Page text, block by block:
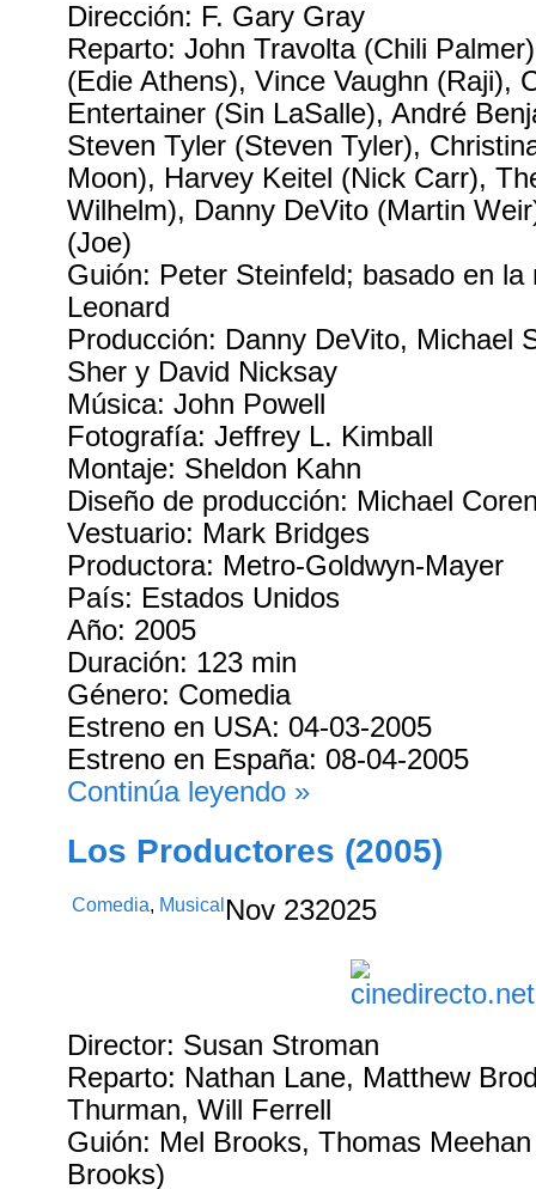
Dirección: F. Gary Gray
Reparto: John Travolta (Chili
(Edie Athens), Vince Vaughn (Raji),
Entertainer (Sin LaSalle), André
Steven Tyler (Steven Tyler),
Moon), Harvey Keitel (Nick Carr),
Wilhelm), Danny DeVito (Martin
(Joe)
Guión: Peter Steinfeld; basado en la
Leonard
Producción: Danny DeVito, Michael
Sher y David Nicksay
Música: John Powell
Fotografía: Jeffrey L. Kimball
Montaje: Sheldon Kahn
Diseño de producción: Michael
Vestuario: Mark Bridges
Productora: Metro-Goldwyn-Mayer
País: Estados Unidos
Año: 2005
Duración: 123 min
Género: Comedia
Estreno en USA: 04-03-2005
Estreno en España: 08-04-2005
Continúa leyendo »
Los Productores (2005)
Comedia, Musical Nov 232025
Director: Susan Stroman
Reparto: Nathan Lane, Matthew
Thurman, Will Ferrell
Guión: Mel Brooks, Thomas
Brooks)